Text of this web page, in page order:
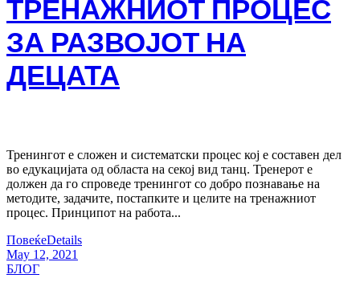
ТРЕНАЖНИОТ ПРОЦЕС
ЗА РАЗВОЈОТ НА
ДЕЦАТА
Тренингот е сложен и систематски процес кој е составен дел
во едукацијата од областа на секој вид танц. Тренерот е
должен да го спроведе тренингот со добро познавање на
методите, задачите, постапките и целите на тренажниот
процес. Принципот на работа...
ПовеќеDetails
May 12, 2021
БЛОГ